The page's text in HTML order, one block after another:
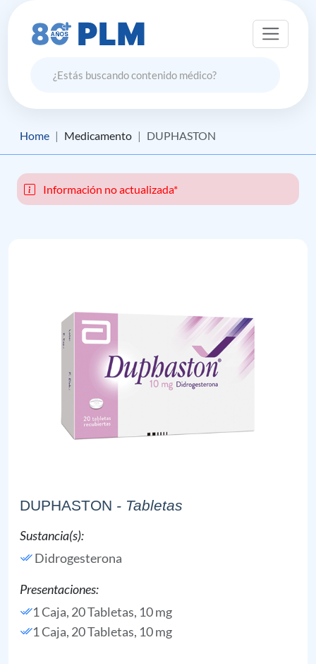
Home Medicamento DUPHASTON
Información no actualizada*
DUPHASTON - Tabletas
Sustancia(s):
Didrogesterona
Presentaciones:
1 Caja, 20 Tabletas, 10 mg
1 Caja, 20 Tabletas, 10 mg